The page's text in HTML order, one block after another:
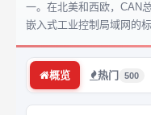
一。在北美和西欧，CAN
嵌入式工业控制局域网的
概览 热门 500